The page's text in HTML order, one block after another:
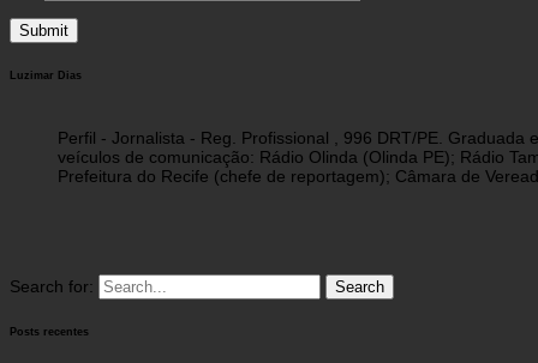
Luzimar Dias
Perfil - Jornalista - Reg. Profissional , 996 DRT/PE.
veículos de comunicação: Rádio Olinda (Olinda PE); Rádio
Prefeitura do Recife (chefe de reportagem); Câmara de
Search for:
Posts recentes